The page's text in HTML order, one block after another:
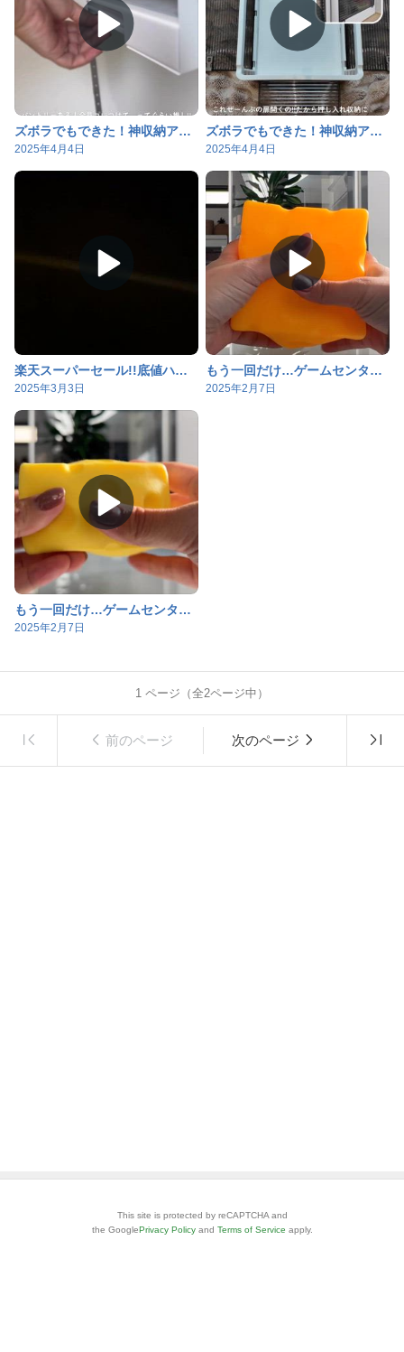
ズボラでもできた！神収納アイテムをプロが厳選
2025年4月4日
ズボラでもできた！神収納アイテムをプロが厳選
2025年4月4日
楽天スーパーセール!!底値ハンターおはるがおすすめする激安グッズ
2025年3月3日
もう一回だけ…ゲームセンターでスクイーズほいほいの私
2025年2月7日
もう一回だけ…ゲームセンターでスクイーズほいほいの私
2025年2月7日
1 ページ（全2ページ中）
前のページ 次のページ
This site is protected by reCAPTCHA and
the GooglePrivacy Policy and Terms of Service apply.